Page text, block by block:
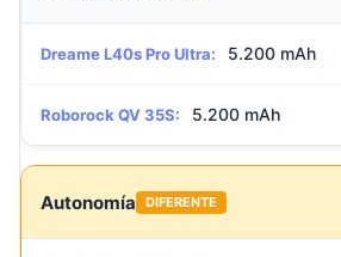
Dreame L40s Pro Ultra: 5.200 mAh
Roborock QV 35S: 5.200 mAh
Autonomía DIFERENTE